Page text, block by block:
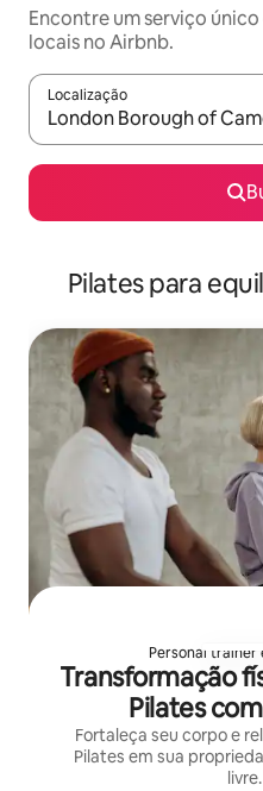
Encontre um serviço
locais no Airbnb.
Localização
Quando os resultados
Pilates para
Personal trainer
Transformação
Pilates
Fortaleça seu corpo e
Pilates em sua
livre.